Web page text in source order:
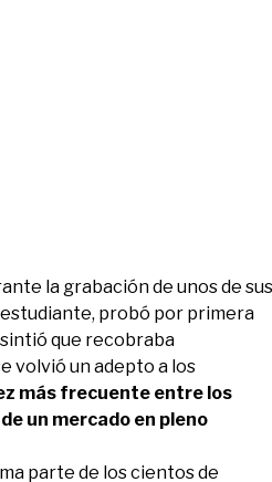
la grabación de unos de
estudiante, probó por primera
que recobraba
volvió un adepto a los
más frecuente entre los
un mercado en pleno
parte de los cientos de